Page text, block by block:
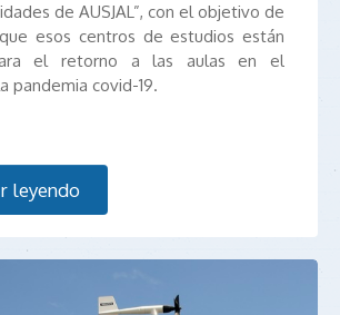
de AUSJAL”, con el objetivo de
esos centros de estudios están
el retorno a las aulas en el
pandemia covid-19.
leyendo